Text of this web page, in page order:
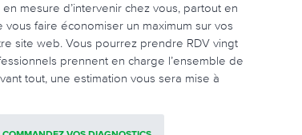
mesure d’intervenir chez vous, partout en
faire économiser un maximum sur vos
site web. Vous pourrez prendre RDV vingt
prennent en charge l’ensemble de
tout, une estimation vous sera mise à